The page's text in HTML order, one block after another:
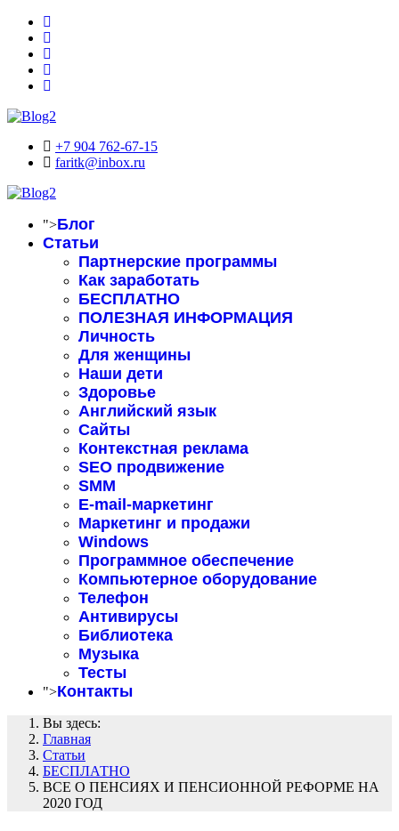
+7 904 762-67-15
faritk@inbox.ru
">Блог
Статьи
Партнерские программы
Как заработать
БЕСПЛАТНО
ПОЛЕЗНАЯ ИНФОРМАЦИЯ
Личность
Для женщины
Наши дети
Здоровье
Английский язык
Сайты
Контекстная реклама
SEO продвижение
SMM
E-mail-маркетинг
Маркетинг и продажи
Windows
Программное обеспечение
Компьютерное оборудование
Телефон
Антивирусы
Библиотека
Музыка
Тесты
">Контакты
Вы здесь:
Главная
Статьи
БЕСПЛАТНО
ВСЕ О ПЕНСИЯХ И ПЕНСИОННОЙ РЕФОРМЕ НА
2020 ГОД